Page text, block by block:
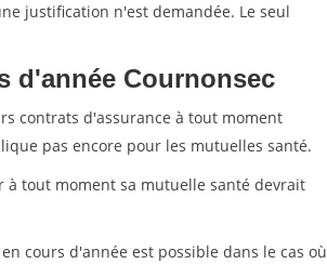
justification n'est demandée. Le seul
d'année Cournonsec
contrats d'assurance à tout moment
pas encore pour les mutuelles santé.
à tout moment sa mutuelle santé devrait
cours d'année est possible dans le cas où